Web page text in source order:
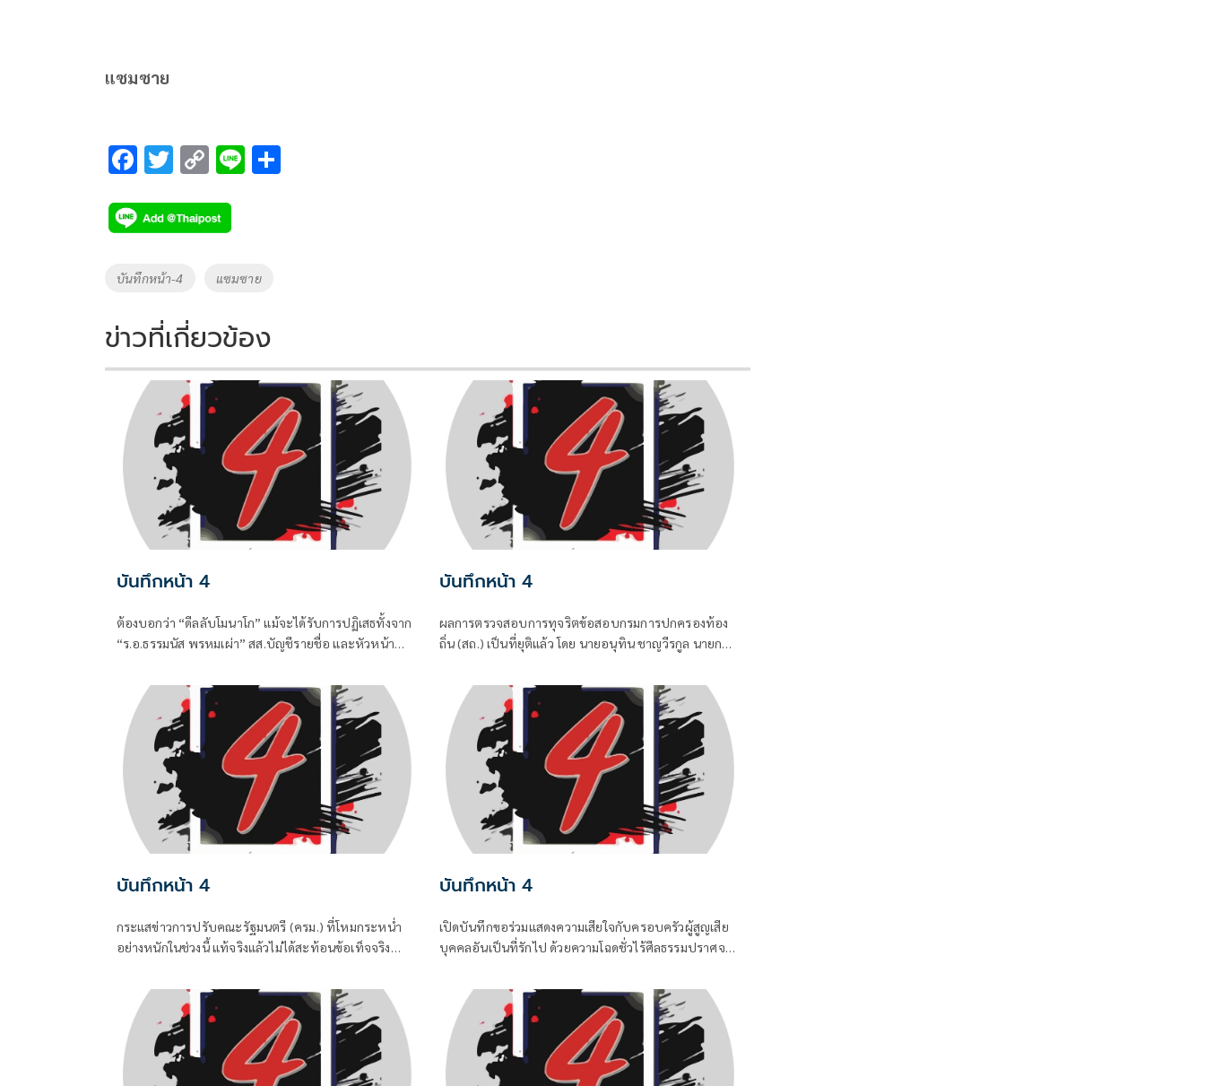
แซมซาย
F
e
b
o
k
T
tt
er
C
p
y
Li
k
Li
Tags
บันทึกหน้า-4 แซมซาย
ข่าวที่เกี่ยวข้อง
บันทึกหน้า 4
ต้องบอกว่า “ดีลลับโมนาโก” แม้จะได้รับการปฏิเสธทั้งจาก
“ร.อ.ธรรมนัส พรหมเผ่า” สส.บัญชีรายชื่อ และหัวหน้า
นายกรัฐมนตรี ที่ปัจจุบันรั้งเก้าอี้ที่ปรึกษาพรรคเพื่อไทย
ไปแล้ว แต่เมื่อมีควันย่อมมีไฟอย่างไรอย่างนั้น จึงทำให้
“อนุทิน ชาญวีรกูล” นายกรัฐมนตรีและรัฐมนตรีว่าการ
กระทรวงมหาดไทยถึงกับประกาศกลางวงประชุมคณะ
รัฐมนตรีในวันพุธที่ 5 สิงหาคม
บันทึกหน้า 4
ผลการตรวจสอบการทุจริตข้อสอบกรมการปกครองท้อง
ถิ่น (สถ.) เป็นที่ยุติแล้ว โดย นายอนุทิน ชาญวีรกูล นายก
ดำเนินการทุกอย่างที่ควรทำหมดแล้ว จบแล้ว
บันทึกหน้า 4
กระแสข่าวการปรับคณะรัฐมนตรี (ครม.) ที่โหมกระหน่ำ
อย่างหนักในช่วงนี้ แท้จริงแล้วไม่ได้สะท้อนข้อเท็จจริง
ที่ถูกขับเคลื่อนจากสองทางหลัก คือกลุ่มคนนอกที่ไม่ชอบ
รัฐบาล พยายามดิสเครดิตเพื่อสร้างความสั่นคลอน และ
สส.บางกลุ่มในพรรคสีน้ำเงินที่กระหายเก้าอี้กระทรวง
บันทึกหน้า 4
เปิดบันทึกขอร่วมแสดงความเสียใจกับครอบครัวผู้สูญเสีย
บุคคลอันเป็นที่รักไป ด้วยความโฉดชั่วไร้ศีลธรรมปราศจาก